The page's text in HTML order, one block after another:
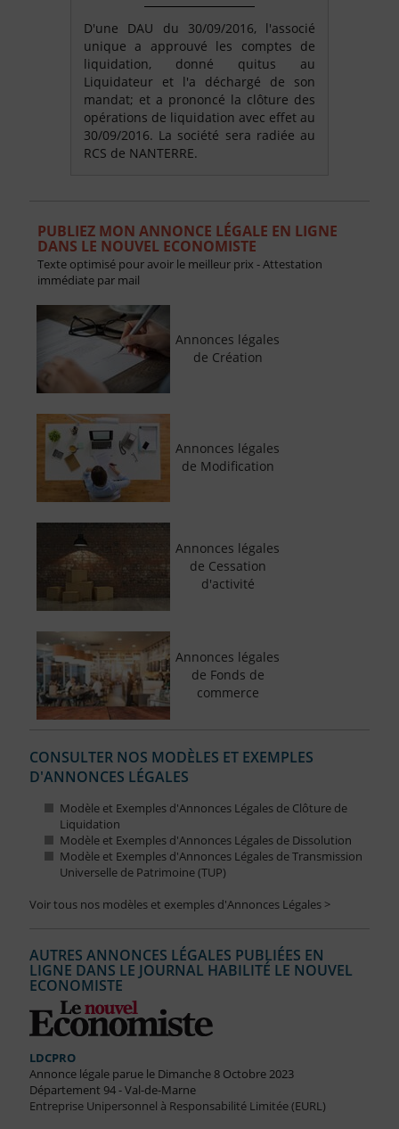
D'une DAU du 30/09/2016, l'associé
unique a approuvé les comptes de
liquidation, donné quitus au
Liquidateur et l'a déchargé de son
mandat; et a prononcé la clôture des
opérations de liquidation avec effet au
30/09/2016. La société sera radiée au
RCS de NANTERRE.
PUBLIEZ MON ANNONCE LÉGALE EN LIGNE
DANS LE NOUVEL ECONOMISTE
Texte optimisé pour avoir le meilleur prix - Attestation
immédiate par mail
Annonces légales
de Création
Annonces légales
de Modification
Annonces légales
de Cessation
d'activité
Annonces légales
de Fonds de
commerce
CONSULTER NOS MODÈLES ET EXEMPLES
D'ANNONCES LÉGALES
Modèle et Exemples d'Annonces Légales de Clôture de
Liquidation
Modèle et Exemples d'Annonces Légales de Dissolution
Modèle et Exemples d'Annonces Légales de Transmission
Universelle de Patrimoine (TUP)
Voir tous nos modèles et exemples d'Annonces Légales >
AUTRES ANNONCES LÉGALES PUBLIÉES EN
LIGNE DANS LE JOURNAL HABILITÉ LE NOUVEL
ECONOMISTE
LDCPRO
Annonce légale parue le Dimanche 8 Octobre 2023
Département 94 - Val-de-Marne
Entreprise Unipersonnel à Responsabilité Limitée (EURL)